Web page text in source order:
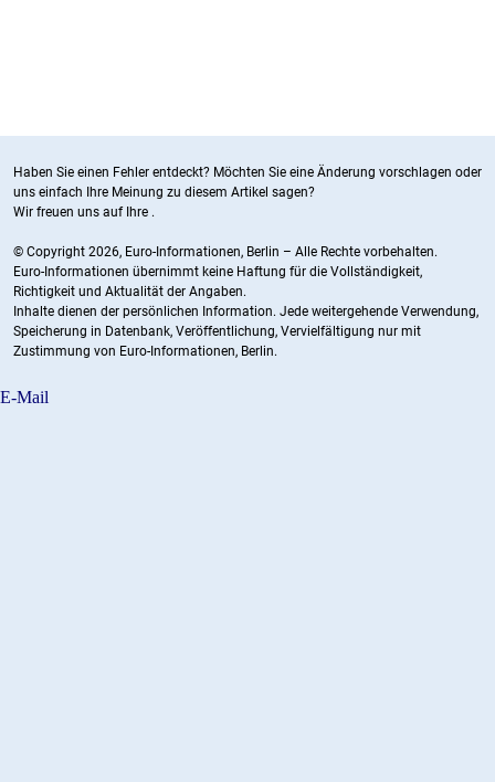
Haben Sie einen Fehler entdeckt? Möchten Sie eine Änderung vorschlagen oder
uns einfach Ihre Meinung zu diesem Artikel sagen?
Wir freuen uns auf Ihre .
© Copyright 2026, Euro-Informationen, Berlin – Alle Rechte vorbehalten.
Euro-Informationen übernimmt keine Haftung für die Vollständigkeit,
Richtigkeit und Aktualität der Angaben.
Inhalte dienen der persönlichen Information. Jede weitergehende Verwendung,
Speicherung in Datenbank, Veröffentlichung, Vervielfältigung nur mit
Zustimmung von Euro-Informationen, Berlin.
E-Mail